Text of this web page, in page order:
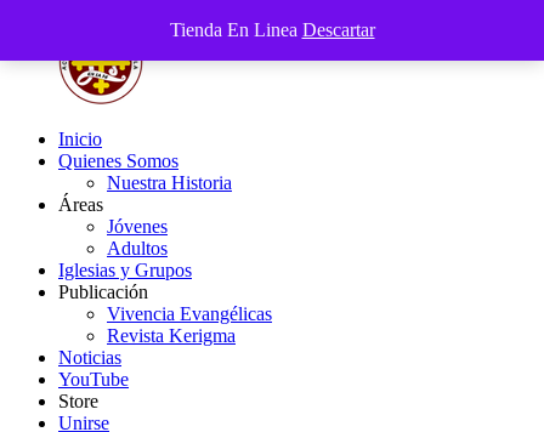
Tienda En Linea Descartar
contenido
Acción
Venezuela
Fuertes
Inicio
Quienes Somos
Nuestra Historia
Áreas
Jóvenes
Adultos
Iglesias y Grupos
Publicación
Vivencia Evangélicas
Revista Kerigma
Noticias
YouTube
Store
Unirse